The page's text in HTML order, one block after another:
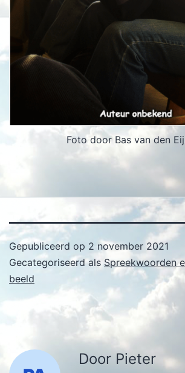
Foto door Bas van den
Gepubliceerd op 2 november 2021
Gecategoriseerd als Spreekwoorden
beeld
Door Pieter